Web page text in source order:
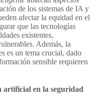
de los sistemas de IA y
afectar la equidad en el
que las tecnologías
existentes,
Además, la
es un tema crucial, dado
sensible requieren
artificial en la seguridad